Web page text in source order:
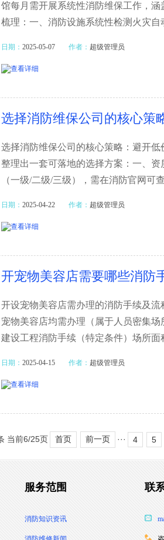
馆每月需开展系统性消防维保工作，
梳理：一、消防设施系统性检测火灾自
日期： 2025-05-07 作者： 超级管理员
选择消防维保公司的核心策
选择消防维保公司的核心策略：避开
整理出一套可落地的选择方案：一、
（一级/二级/三级），需在消防官网可
日期： 2025-04-22 作者： 超级管理员
开宠物美容店需要哪些消防
开设宠物美容店需办理的消防手续及
宠物美容店均需办理（属于人员密集
建设工程消防手续（特定条件）场所
日期： 2025-04-15 作者： 超级管理员
当前6/25页 首页 前一页 ··· 4 5
服务范围
消防知识资讯
联